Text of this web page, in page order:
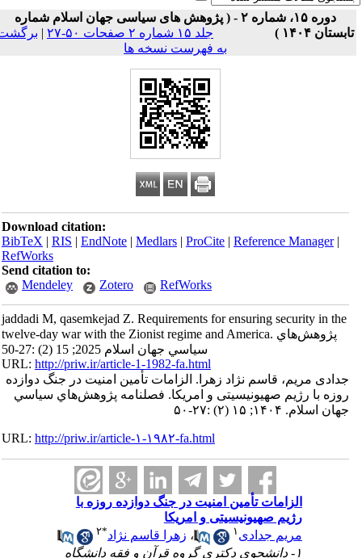
دوره ۱۵، شماره ۲ - ( پژوهش های سیاسی جهان اسلام شماره
۱۴۰۴ )
جلد ۱۵ شماره ۲ صفحات ۵۰-۲۷ |برگشت
به فهرست نسخه ها
Download citation:
BibTeX|RIS|EndNote|Medlars|ProCite|Reference Manager
RefWorks
Send citation to:
Mendeley
Zotero RefWorks
jaddadi M, qasemkejad Z. Requirements for ensuring security in the
twelve-day war with the Zionist regime and America. پژوهش‌هاي
سياسي جهان اسلام 2025; 15 (2) :27-50
URL:http://priw.ir/article-1-1982-fa.html
جدادی مریم، قاسم نژاد زهرا. الزامات تأمین امنیت در جنگ دوازده
روزه با رژیم صهیونیسیتی و امریکا. فصلنامه پژوهش‌هاي سياسي
جهان اسلام. ۱۴۰۴; ۱۵ (۲) :۲۷-۵۰
URL:http://priw.ir/article-۱-۱۹۸۲-fa.html
الزامات تأمین امنیت در جنگ دوازده روزه با
رژیم صهیونیسیتی و امریکا
مریم جدادی۱ ،زهرا قاسم نژاد *۲
۱- دانشجوی دکتری گروه قرآن و فقه دانشگاه